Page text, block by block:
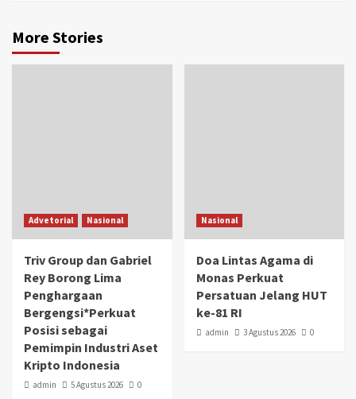
More Stories
Advetorial Nasional
Triv Group dan Gabriel
Rey Borong Lima
Penghargaan
Bergengsi*Perkuat
Posisi sebagai
Pemimpin Industri Aset
Kripto Indonesia
admin 5 Agustus 2026 0
Nasional
Doa Lintas Agama di
Monas Perkuat
Persatuan Jelang HUT
ke-81 RI
admin 3 Agustus 2026 0